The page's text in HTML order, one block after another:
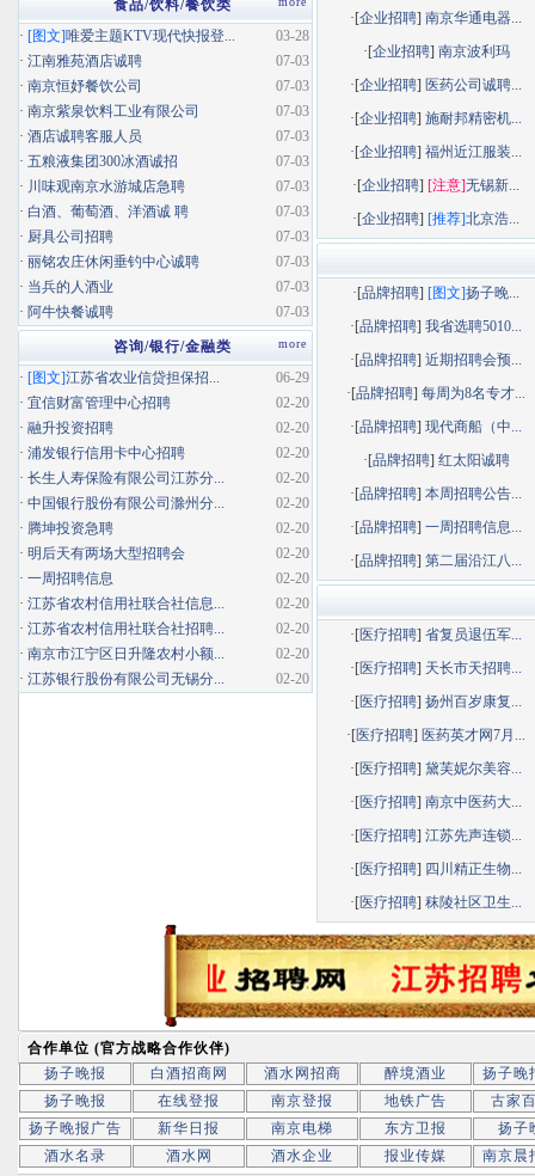
·[企业招聘]南京华通电器...
·[企业招聘] 南京波利玛
·[企业招聘] 医药公司诚聘...
·[企业招聘]施耐邦精密机...
·[企业招聘]福州近江服装...
·[企业招聘] [注意]无锡新...
·[企业招聘] [推荐]北京浩...
·[品牌招聘] [图文]扬子晚...
·[品牌招聘]我省选聘5010...
·[品牌招聘]近期招聘会预...
·[品牌招聘]每周为8名专才...
·[品牌招聘]现代商船（中...
·[品牌招聘] 红太阳诚聘
·[品牌招聘]本周招聘公告...
·[品牌招聘]一周招聘信息...
·[品牌招聘]第二届沿江八...
·[医疗招聘]省复员退伍军...
·[医疗招聘] 天长市天招聘...
·[医疗招聘]扬州百岁康复...
·[医疗招聘] 医药英才网7月...
·[医疗招聘]黛芙妮尔美容...
·[医疗招聘]南京中医药大...
·[医疗招聘]江苏先声连锁...
·[医疗招聘] 四川精正生物...
·[医疗招聘]秣陵社区卫生...
食品/饮料/餐饮类
03-28
· [图文]唯爱主题KTV现代快报登...
07-03
· 江南雅苑酒店诚聘
07-03
· 南京恒妤餐饮公司
07-03
· 南京紫泉饮料工业有限公司
07-03
· 酒店诚聘客服人员
07-03
· 五粮液集团300冰酒诚招
07-03
· 川味观南京水游城店急聘
07-03
· 白酒、葡萄酒、洋酒诚 聘
07-03
· 厨具公司招聘
07-03
· 丽铭农庄休闲垂钓中心诚聘
07-03
· 当兵的人酒业
07-03
· 阿牛快餐诚聘
more
咨询/银行/金融类
06-29
· [图文]江苏省农业信贷担保招...
02-20
· 宜信财富管理中心招聘
02-20
· 融升投资招聘
02-20
· 浦发银行信用卡中心招聘
02-20
· 长生人寿保险有限公司江苏分...
02-20
· 中国银行股份有限公司滁州分...
02-20
· 腾坤投资急聘
02-20
· 明后天有两场大型招聘会
02-20
· 一周招聘信息
02-20
· 江苏省农村信用社联合社信息...
02-20
· 江苏省农村信用社联合社招聘...
02-20
· 南京市江宁区日升隆农村小额...
02-20
· 江苏银行股份有限公司无锡分...
合作单位 (官方战略合作伙伴)
扬子晚报
白酒招商网 酒水网招商 醉境酒业
扬子晚
扬子晚报
在线登报 南京登报 地铁广告
古家
扬子晚报广告
新华日报 南京电梯 东方卫报
扬子
酒水名录
酒水网 酒水企业 报业传媒 南京晨